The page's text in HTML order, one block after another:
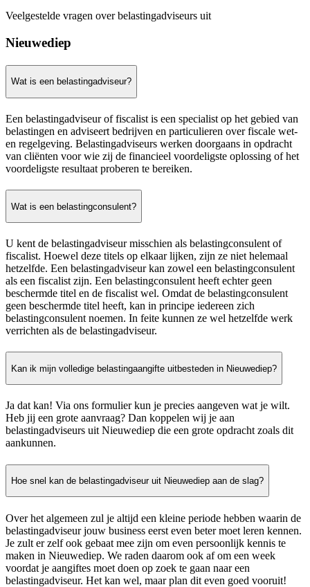
Veelgestelde vragen over belastingadviseurs uit
Nieuwediep
Wat is een belastingadviseur?
Een belastingadviseur of fiscalist is een specialist op het gebied van
belastingen en adviseert bedrijven en particulieren over fiscale wet-
en regelgeving. Belastingadviseurs werken doorgaans in opdracht
van cliënten voor wie zij de financieel voordeligste oplossing of het
voordeligste resultaat proberen te bereiken.
Wat is een belastingconsulent?
U kent de belastingadviseur misschien als belastingconsulent of
fiscalist. Hoewel deze titels op elkaar lijken, zijn ze niet helemaal
hetzelfde. Een belastingadviseur kan zowel een belastingconsulent
als een fiscalist zijn. Een belastingconsulent heeft echter geen
beschermde titel en de fiscalist wel. Omdat de belastingconsulent
geen beschermde titel heeft, kan in principe iedereen zich
belastingconsulent noemen. In feite kunnen ze wel hetzelfde werk
verrichten als de belastingadviseur.
Kan ik mijn volledige belastingaangifte uitbesteden in Nieuwediep?
Ja dat kan! Via ons formulier kun je precies aangeven wat je wilt.
Heb jij een grote aanvraag? Dan koppelen wij je aan
belastingadviseurs uit Nieuwediep die een grote opdracht zoals dit
aankunnen.
Hoe snel kan de belastingadviseur uit Nieuwediep aan de slag?
Over het algemeen zul je altijd een kleine periode hebben waarin de
belastingadviseur jouw business eerst even beter moet leren kennen.
Je zult er zelf ook gebaat mee zijn om even persoonlijk kennis te
maken in Nieuwediep. We raden daarom ook af om een week
voordat je aangiftes moet doen op zoek te gaan naar een
belastingadviseur. Het kan wel, maar plan dit even goed vooruit!